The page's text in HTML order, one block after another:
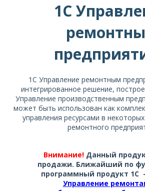
1С
1С Управление ремонтным
интегрированное решение,
Управление производственным
может быть использован как
управления ресурсами в
ремонтного
Внимание! Данный
продажи. Ближайший по
программный продукт 1С
Управление